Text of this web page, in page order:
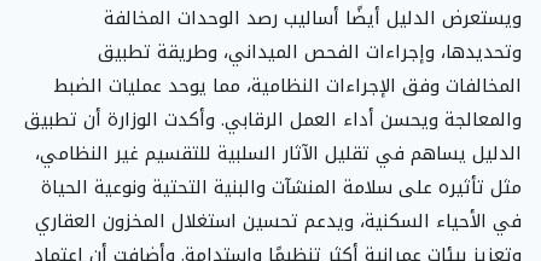
ويستعرض الدليل أيضًا أساليب رصد الوحدات المخالفة
وتحديدها، وإجراءات الفحص الميداني، وطريقة تطبيق
المخالفات وفق الإجراءات النظامية، مما يوحد عمليات الضبط
والمعالجة ويحسن أداء العمل الرقابي. وأكدت الوزارة أن تطبيق
الدليل يساهم في تقليل الآثار السلبية للتقسيم غير النظامي،
مثل تأثيره على سلامة المنشآت والبنية التحتية ونوعية الحياة
في الأحياء السكنية، ويدعم تحسين استغلال المخزون العقاري